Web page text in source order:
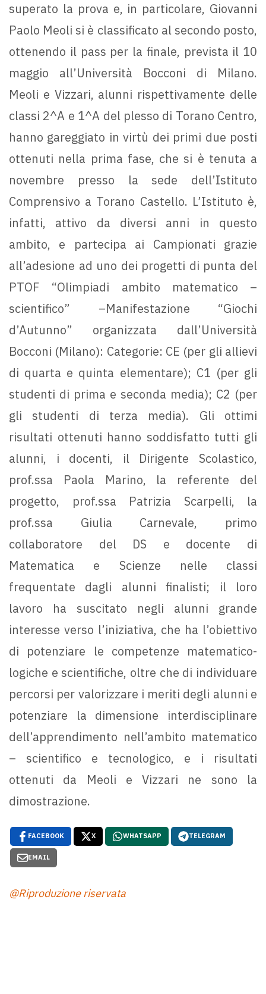
superato la prova e, in particolare, Giovanni
Paolo Meoli si è classificato al secondo posto,
ottenendo il pass per la finale, prevista il 10
maggio all’Università Bocconi di Milano.
Meoli e Vizzari, alunni rispettivamente delle
classi 2^A e 1^A del plesso di Torano Centro,
hanno gareggiato in virtù dei primi due posti
ottenuti nella prima fase, che si è tenuta a
novembre presso la sede dell’Istituto
Comprensivo a Torano Castello. L’Istituto è,
infatti, attivo da diversi anni in questo
ambito, e partecipa ai Campionati grazie
all’adesione ad uno dei progetti di punta del
PTOF “Olimpiadi ambito matematico –
scientifico” –Manifestazione “Giochi
d’Autunno” organizzata dall’Università
Bocconi (Milano): Categorie: CE (per gli allievi
di quarta e quinta elementare); C1 (per gli
studenti di prima e seconda media); C2 (per
gli studenti di terza media). Gli ottimi
risultati ottenuti hanno soddisfatto tutti gli
alunni, i docenti, il Dirigente Scolastico,
prof.ssa Paola Marino, la referente del
progetto, prof.ssa Patrizia Scarpelli, la
prof.ssa Giulia Carnevale, primo
collaboratore del DS e docente di
Matematica e Scienze nelle classi
frequentate dagli alunni finalisti; il loro
lavoro ha suscitato negli alunni grande
interesse verso l’iniziativa, che ha l’obiettivo
di potenziare le competenze matematico-
logiche e scientifiche, oltre che di individuare
percorsi per valorizzare i meriti degli alunni e
potenziare la dimensione interdisciplinare
dell’apprendimento nell’ambito matematico
– scientifico e tecnologico, e i risultati
ottenuti da Meoli e Vizzari ne sono la
dimostrazione.
FACEBOOK X WHATSAPP TELEGRAM
EMAIL
@Riproduzione riservata